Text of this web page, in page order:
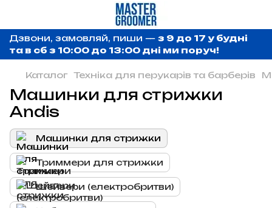
Дзвони, замовляй, пиши — з 9 до 17 у будні
та в сб з 10:00 до 13:00 дні ми поруч!
Каталог Техніка для перукарів та барберів
Машинки для стрижки
Andis
Машинки для стрижки
Триммери для стрижки
Шейвери (електробритви)